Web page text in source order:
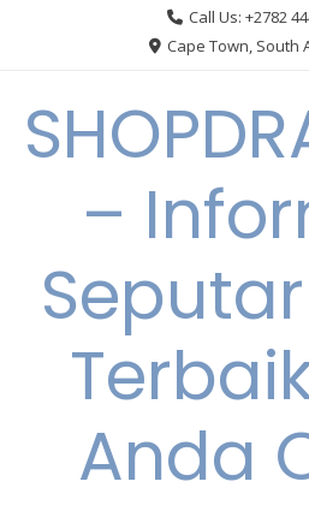
Call Us: +2782
Cape Town, South
–
Anda